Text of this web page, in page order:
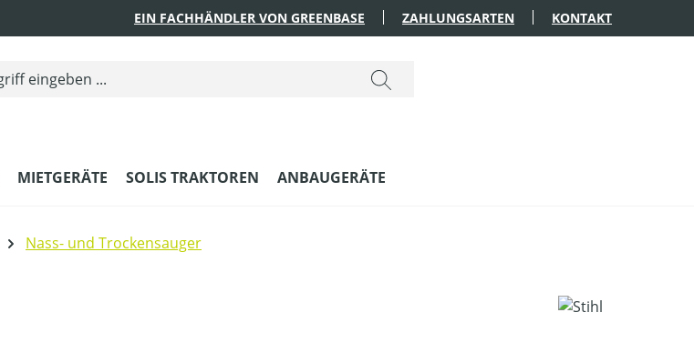
EIN FACHHÄNDLER VON GREENBASE ZAHLUNGSARTEN KONTAKT
MIETGERÄTE SOLIS TRAKTOREN ANBAUGERÄTE
Nass- und Trockensauger